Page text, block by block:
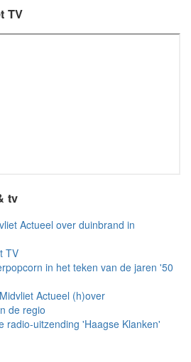
TV
tv
Actueel over duinbrand in
TV
in het teken van de jaren '50
Actueel (h)over
de regio
radio-uitzending 'Haagse Klanken'